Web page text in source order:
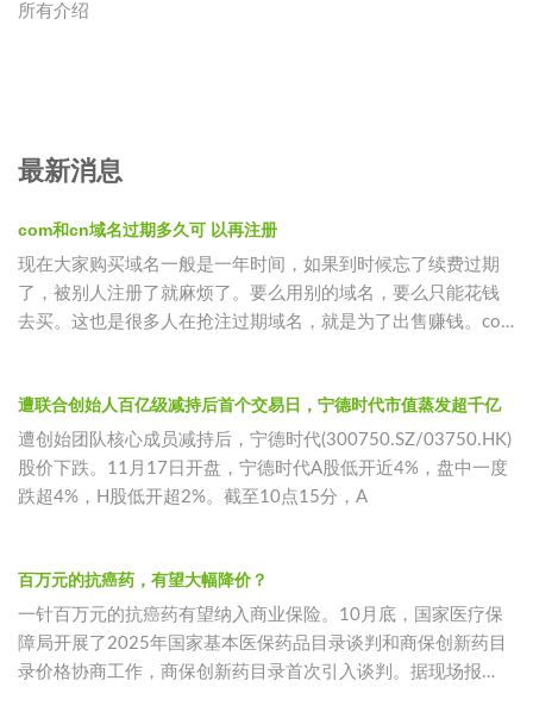
所有介绍
最新消息
com和cn域名过期多久可 以再注册
现在大家购买域名一般是一年时间，如果到时候忘了续费过期
了，被别人注册了就麻烦了。要么用别的域名，要么只能花钱
去买。这也是很多人在抢注过期域名，就是为了出售赚钱。com
遭联合创始人百亿级减持后首个交易日，宁德时代市值蒸发超千亿
遭创始团队核心成员减持后，宁德时代(300750.SZ/03750.HK)
股价下跌。11月17日开盘，宁德时代A股低开近4%，盘中一度
跌超4%，H股低开超2%。截至10点15分，A
百万元的抗癌药，有望大幅降价？
一针百万元的抗癌药有望纳入商业保险。10月底，国家医疗保
障局开展了2025年国家基本医保药品目录谈判和商保创新药目
录价格协商工作，商保创新药目录首次引入谈判。据现场报